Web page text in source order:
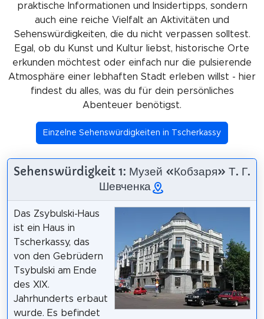
praktische Informationen und Insidertipps, sondern
auch eine reiche Vielfalt an Aktivitäten und
Sehenswürdigkeiten, die du nicht verpassen solltest.
Egal, ob du Kunst und Kultur liebst, historische Orte
erkunden möchtest oder einfach nur die pulsierende
Atmosphäre einer lebhaften Stadt erleben willst - hier
findest du alles, was du für dein persönliches
Abenteuer benötigst.
Einzelne Sehenswürdigkeiten in Tscherkassy
Sehenswürdigkeit 1: Музей «Кобзаря» Т. Г.
Шевченка
Das Zsybulski-Haus
ist ein Haus in
Tscherkassy, das
von den Gebrüdern
Tsybulski am Ende
des XIX.
Jahrhunderts erbaut
wurde. Es befindet